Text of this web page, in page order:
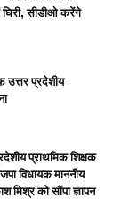
घिरी, सीडीओ करेंगे
उत्तर प्रदेशीय
प्राथमिक शिक्षक
विधायक माननीय
मिश्र को सौंपा ज्ञापन